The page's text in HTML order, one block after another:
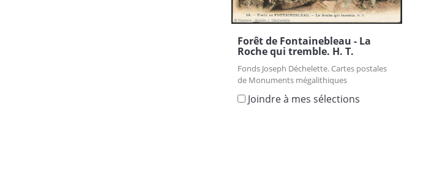
Forêt de Fontainebleau - La
Roche qui tremble. H. T.
Fonds Joseph Déchelette. Cartes postales
de Monuments mégalithiques
Joindre à mes sélections